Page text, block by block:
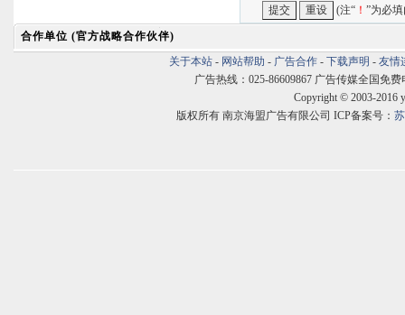
(注“ ！ ”为必
合作单位 (官方战略合作伙伴)
关于本站 - 网站帮助 - 广告合作 - 下载声明 - 友情
广告热线：025-86609867 广告传媒全国免费
Copyright © 2003-2016
版权所有 南京海盟广告有限公司 ICP备案号：